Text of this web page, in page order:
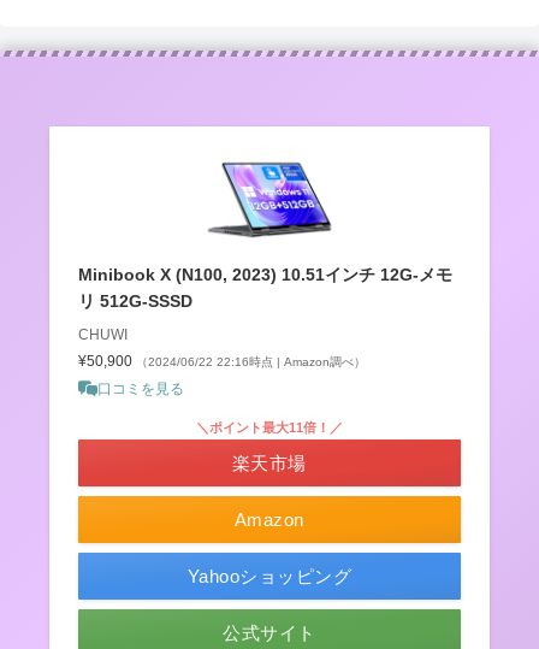
Minibook X (N100, 2023) 10.51インチ 12G-メモ
リ 512G-SSSD
CHUWI
¥50,900
（2024/06/22 22:16時点 | Amazon調べ）
口コミを見る
Amazon
＼ポイント最大11倍！／
楽天市場
Yahooショッピング
公式サイト